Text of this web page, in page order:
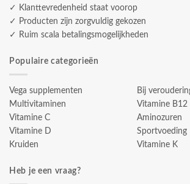
✓ Klanttevredenheid staat voorop
✓ Producten zijn zorgvuldig gekozen
✓ Ruim scala betalingsmogelijkheden
Populaire categorieën
Vega supplementen
Multivitaminen
Vitamine C
Vitamine D
Kruiden
Bij
Vitamine B12
Aminozuren
Sportvoeding
Vitamine K
Heb je een vraag?